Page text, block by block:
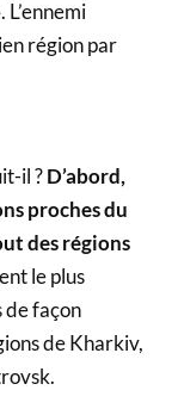
. L’ennemi
région par
il ?D’abord,
proches du
des régions
le plus
de façon
de Kharkiv,